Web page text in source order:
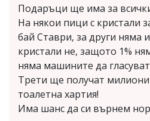
Подаръци ще има за
На някои пици с кристали
бай Ставри, за други няма
кристали не, защото 1%
няма машините да гласуват
Трети ще получат
тоалетна хартия!
Има шанс да си върнем